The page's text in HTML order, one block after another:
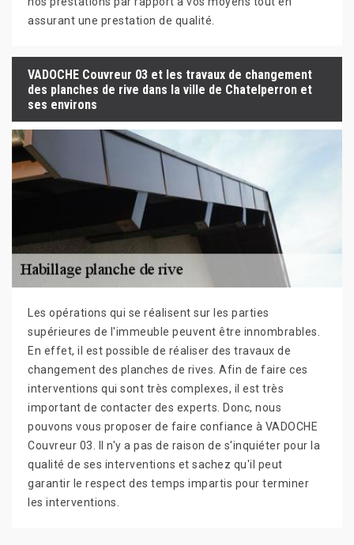
assurant une prestation de qualité.
VADOCHE Couvreur 03 et les travaux de changement
des planches de rive dans la ville de Chatelperron et
ses environs
Les opérations qui se réalisent sur les parties
supérieures de l'immeuble peuvent être innombrables.
En effet, il est possible de réaliser des travaux de
changement des planches de rives. Afin de faire ces
interventions qui sont très complexes, il est très
important de contacter des experts. Donc, nous
pouvons vous proposer de faire confiance à VADOCHE
Couvreur 03. Il n'y a pas de raison de s'inquiéter pour la
qualité de ses interventions et sachez qu'il peut
garantir le respect des temps impartis pour terminer
les interventions.